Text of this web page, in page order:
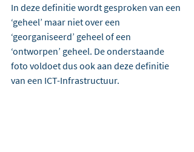
In deze definitie wordt gesproken van een
‘geheel’ maar niet over een
‘georganiseerd’ geheel of een
‘ontworpen’ geheel. De onderstaande
foto voldoet dus ook aan deze definitie
van een ICT-Infrastructuur.